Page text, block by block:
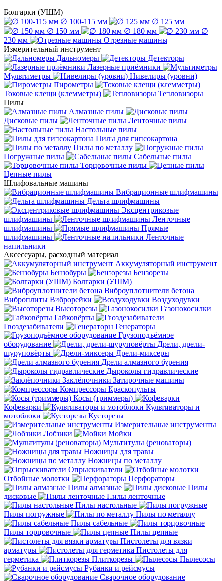
Болгарки (УШМ)
∅ 100-115 мм
∅ 125 мм
∅ 150 мм
∅ 180 мм
∅
230 мм
Отрезные машины
Измерительный инструмент
Дальномеры
Детекторы
Лазерные приёмники
Мультиметры
Нивелиры (уровни)
Пирометры
Токовые клещи (клемметры)
Тепловизоры
Пилы
Алмазные пилы
Дисковые пилы
Ленточные пилы
Настольные пилы
Пилы для гипсокартона
Пилы по металлу
Погружные пилы
Сабельные пилы
Торцовочные пилы
Цепные пилы
Шлифовальные машины
Вибрационные шлифмашины
Дельта шлифмашины
Эксцентриковые
шлифмашины
Ленточные
шлифмашины
Прямые
шлифмашины
Ленточные
напильники
Аксессуары, расходный материал
Аккумуляторный инструмент
Бензобуры
Бензорезы
Болгарки (УШМ)
Виброуплотнители бетона
Виброплиты Виброрейки
Воздуходувки
Высоторезы
Газонокосилки
Гайковёрты
Гвоздезабиватели
Генераторы
Грузоподъёмное
оборудование
Дрели, дрели-
шуруповёрты
Дрели-миксеры
Дрели алмазного бурения
Дыроколы гидравлические
Заклёпочники Затирочные машины
Компрессоры Краскопульты
Косы (триммеры)
Кофеварки
Культиваторы и
мотоблоки
Кусторезы
Измерительные инструменты
Лобзики
Мойки
Мультитулы (реноваторы)
Ножницы для травы
Ножницы по металлу
Опрыскиватели
Отбойные молотки
Перфораторы
Пилы алмазные
Пилы
дисковые
Пилы ленточные
Пилы настольные
Пилы погружные
Пилы по металлу
Пилы сабельные
Пилы торцовочные
Пилы цепные
Пистолеты для вязки
арматуры
Пистолеты для
герметика
Плиткорезы
Пылесосы
Рубанки и рейсмусы
Сварочное оборудование